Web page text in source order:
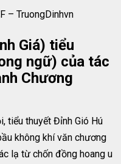
– TruongDinhvn
Giá) tiểu
ngữ) của tác
Chương
tiểu thuyết Đỉnh Gió Hú
không khí văn chương
lạ từ chốn đồng hoang u